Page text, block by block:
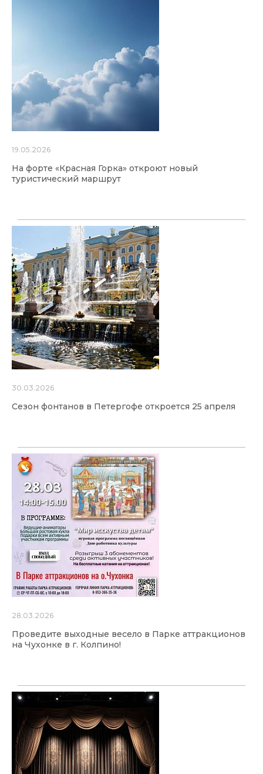
19.05.2026
На форте «Красная Горка» откроют новый
туристический маршрут
30.03.2026
Сезон фонтанов в Петергофе откроется 25 апреля
28.03.2026
Проведите выходные весело в Парке аттракционов
на Чухонке в г. Колпино!